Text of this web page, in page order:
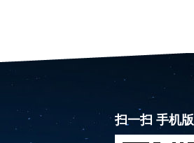
扫一扫 手机版